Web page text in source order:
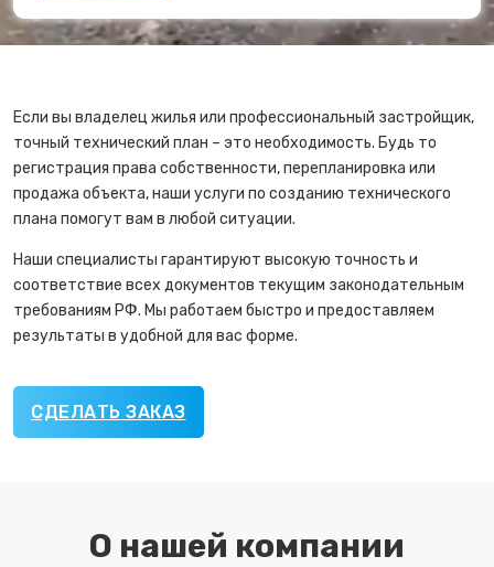
Если вы владелец жилья или профессиональный застройщик,
точный технический план – это необходимость. Будь то
регистрация права собственности, перепланировка или
продажа объекта, наши услуги по созданию технического
плана помогут вам в любой ситуации.
Наши специалисты гарантируют высокую точность и
соответствие всех документов текущим законодательным
требованиям РФ. Мы работаем быстро и предоставляем
результаты в удобной для вас форме.
СДЕЛАТЬ ЗАКАЗ
О нашей компании